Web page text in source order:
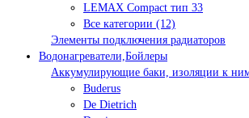
LEMAX Compact тип 33
Все категории (12)
Элементы подключения радиаторов
Водонагреватели,Бойлеры
Аккумулирующие баки, изоляции к
Buderus
De Dietrich